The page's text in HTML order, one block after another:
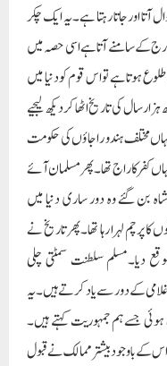
آتا اور جاتا رہتا ہے۔یہ ایک چکر
کے سامنے آتا ہے اسی حصہ میں
ہوتا ہے تو اس قوم کو دنیا میں
سال کی تاریخ اٹھا کر دیکھ لیجیے
مختلف ہندو راجاؤں کی حکومت
کفر کا راج تھا۔پھر مسلمان آئے
بن گئے وہ دور ساری دنیا میں
پرچم لہرا رہا تھا۔پھر تاریخ نے
دیا۔مسلم سلطنت سمٹتی چلی
کے دور سے یاد کرتے ہیں۔یہ
جسے ہم جمہوریت کہتے ہیں۔
اس کے باوجود بیشتر ممالک نے قبول